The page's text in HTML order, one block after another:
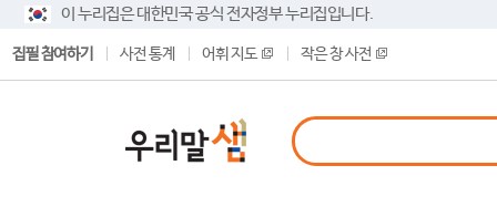
이 누리집은 대한민국 공식 전자정부 누리집입니다.
집필 참여하기 사전 통계 어휘 지도 작은 창 사전